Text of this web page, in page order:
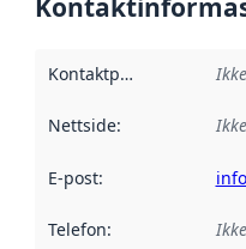
Kontaktpunkt
Nettside:
E-post:
Telefon: